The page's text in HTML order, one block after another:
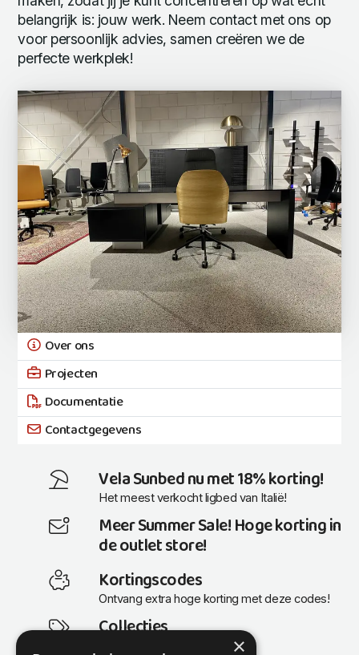
belangrijk is: jouw werk. Neem contact met ons op
voor persoonlijk advies, samen creëren we de
perfecte werkplek!
Over ons
Projecten
Documentatie
Contactgegevens
Vela Sunbed nu met 18% korting!
Het meest verkocht ligbed van Italië!
Meer Summer Sale! Hoge korting in
de outlet store!
Kortingscodes
Ontvang extra hoge korting met deze codes!
Collecties
Actuele en populaire collecties
×